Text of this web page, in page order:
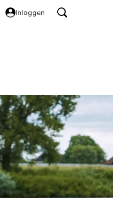
Inloggen